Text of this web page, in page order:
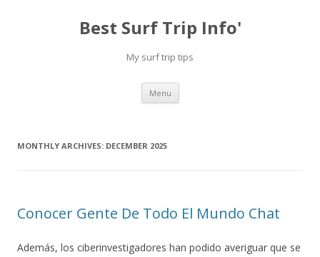
Best Surf Trip Info'
My surf trip tips
Menu Skip to content
MONTHLY ARCHIVES: DECEMBER 2025
Conocer Gente De Todo El Mundo Chat
Además, los ciberinvestigadores han podido averiguar que se